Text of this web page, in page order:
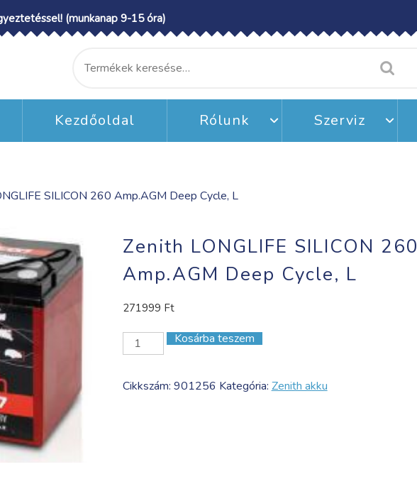
(munkanap 9-15 óra)
Keresés
a
Kezdőoldal Rólunk Szerviz
SILICON 260 Amp.AGM Deep Cycle, L
Zenith LONGLIFE SILICON 260
Amp.AGM Deep Cycle, L
271999 Ft
Zenith
LONGLIFE
260
Kosárba teszem
Cikkszám: 901256 Kategória: Zenith akku